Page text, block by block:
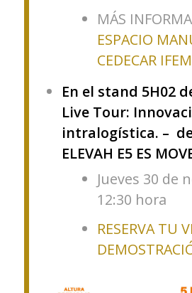
MÁS
ESPACIO
CEDECAR
En el stand 5H02
Live Tour:
intralogística. –
ELEVAH E5 ES
Jueves 30 de
12:30 hora
RESERVA TU